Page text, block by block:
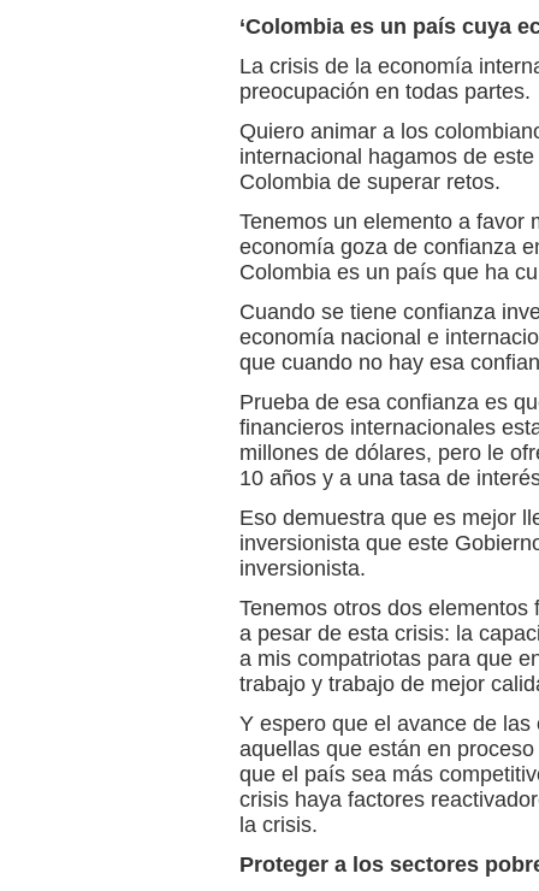
‘Colombia es un país cuya
La crisis de la economía
preocupación en todas partes.
Quiero animar a los
internacional hagamos de
Colombia de superar retos.
Tenemos un elemento a favor
economía goza de confianza
Colombia es un país que ha
Cuando se tiene confianza
economía nacional e
que cuando no hay esa
Prueba de esa confianza es
financieros internacionales
millones de dólares, pero le
10 años y a una tasa de
Eso demuestra que es mejor
inversionista que este
inversionista.
Tenemos otros dos
a pesar de esta crisis: la
a mis compatriotas para que
trabajo y trabajo de mejor
Y espero que el avance de
aquellas que están en
que el país sea más
crisis haya factores
la crisis.
Proteger a los sectores